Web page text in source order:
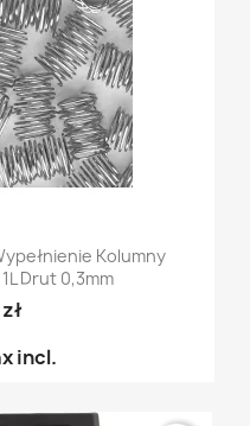
Kolumny
Drut 0,3mm
incl.